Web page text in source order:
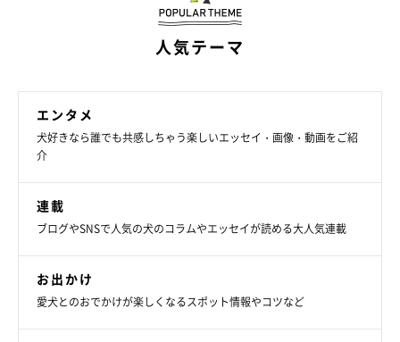
おこめちゃんの性格は一言でいうと、「かまってちゃん」なのだ
そう。人のことがとにかく大好きで、ドッグランに行ってもほか
の犬と遊ばず、その飼い主さんたちのところに行って“ヘソ天ポ
ーズ”でアピールするのだとか。
そんなおこめちゃんを見て、飼い主さんは「人じゃなくてワンち
ゃんと遊んでー！」
なところもおこめちゃんらしくて可愛いと話します。
人気テーマ
エンタメ
犬好きなら誰でも共感しちゃう楽しいエッセイ・画像・動画をご紹
介
連載
ブログやSNSで人気の犬のコラムやエッセイが読める大人気連載
お出かけ
愛犬とのおでかけが楽しくなるスポット情報やコツなど